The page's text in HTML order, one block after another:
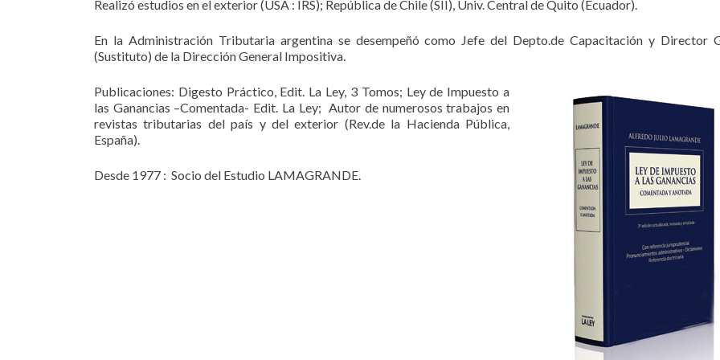
Realizó estudios en el exterior (USA : IRS); República de Chile (SII), Univ. Central de Quito (Ecuador).
En la Administración Tributaria argentina se desempeñó como Jefe del Depto.de Capacitación y Director
(Sustituto) de la Dirección General Impositiva.
Publicaciones: Digesto Práctico, Edit. La Ley, 3 Tomos; Ley de Impuesto a
las Ganancias –Comentada- Edit. La Ley; Autor de numerosos trabajos en
revistas tributarias del país y del exterior (Rev.de la Hacienda Pública,
España).
Desde 1977 : Socio del Estudio LAMAGRANDE.